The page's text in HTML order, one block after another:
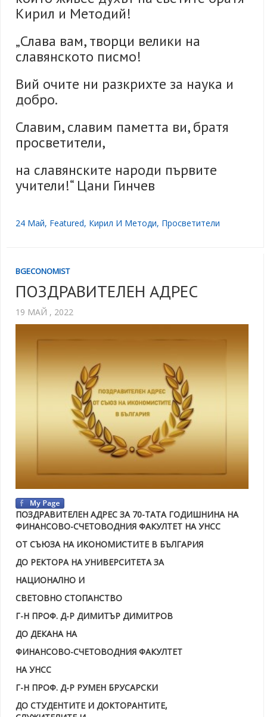
Кирил и Методий!
„Слава вам, творци велики на
славянското писмо!
Вий очите ни разкрихте за наука и
добро.
Славим, славим паметта ви, братя
просветители,
на славянските народи първите
учители!“ Цани Гинчев
24 Май, Featured, Кирил И Методи, Просветители
BGECONOMIST
ПОЗДРАВИТЕЛЕН АДРЕС
19 МАЙ , 2022
ПОЗДРАВИТЕЛЕН АДРЕС ЗА 70-ТАТА ГОДИШНИНА НА
ФИНАНСОВО-СЧЕТОВОДНИЯ ФАКУЛТЕТ НА УНСС
ОТ СЪЮЗА НА ИКОНОМИСТИТЕ В БЪЛГАРИЯ
ДО РЕКТОРА НА УНИВЕРСИТЕТА ЗА
НАЦИОНАЛНО И
СВЕТОВНО СТОПАНСТВО
Г-Н ПРОФ. Д-Р ДИМИТЪР ДИМИТРОВ
ДО ДЕКАНА НА
ФИНАНСОВО-СЧЕТОВОДНИЯ ФАКУЛТЕТ
НА УНСС
Г-Н ПРОФ. Д-Р РУМЕН БРУСАРСКИ
ДО СТУДЕНТИТЕ И ДОКТОРАНТИТЕ,